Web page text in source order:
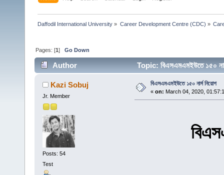
Daffodil International University » Career Development Centre (CDC) »
Pages: [1]Go Down
Author Topic: বিএসএমএমইউতে ১৫০
Kazi Sobuj
Jr. Member
Posts: 54
Test
বিএসএমএমইউতে ১৫০ নার্স নিয়োগ
« on: March 04, 2020,